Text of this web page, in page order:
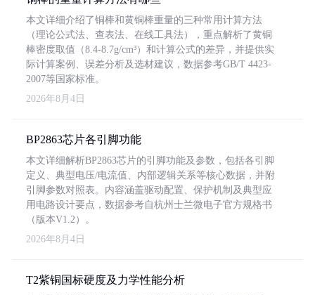
本文详细介绍了铜棒和黄铜棒重量的三种常用计算方法
（理论公式法、查表法、在线工具法），重点解析了黄铜
棒密度取值（8.4-8.7g/cm³）和计算公式的差异，并提供实
际计算案例、误差分析及选材建议，数据参考GB/T 4423-
2007等国家标准。
2026年8月4日
BP2863芯片各引脚功能
本文详细解析BP2863芯片的引脚功能及参数，包括各引脚
定义、典型电压/电流值、内部逻辑关系等核心数据，并附
引脚参数对照表。内容涵盖驱动配置、保护机制及典型应
用电路设计要点，数据参考自杭州士兰微电子官方规格书
（版本V1.2）。
2026年8月4日
T2紫铜国标硬度及力学性能分析